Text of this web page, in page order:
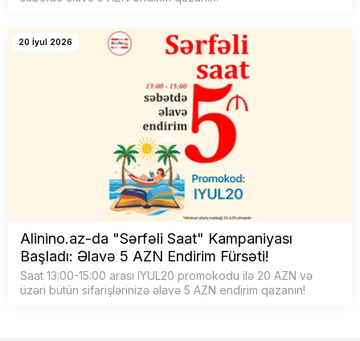
20 İyul 2026
Alinino.az-da "Sərfəli Saat" Kampaniyası
Başladı: Əlavə 5 AZN Endirim Fürsəti!
Saat 13:00-15:00 arası IYUL20 promokodu ilə 20 AZN və
üzəri bütün sifarişlərinizə əlavə 5 AZN endirim qazanın!